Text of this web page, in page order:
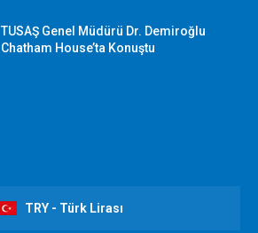
TUSAŞ Genel Müdürü Dr. Demiroğlu
Chatham House’ta Konuştu
TRY - Türk Lirası